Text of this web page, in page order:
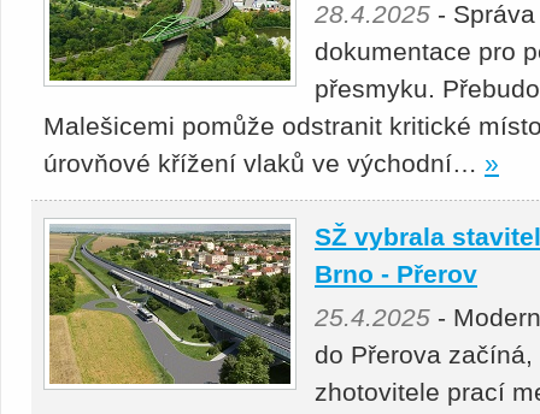
28.4.2025 -
dokumentace pro
přesmyku.
Malešicemi pomůže odstranit kritické
úrovňové křížení vlaků ve východní… »
SŽ vybrala
Brno - Přerov
25.4.2025 -
do Přerova
zhotovitele prací